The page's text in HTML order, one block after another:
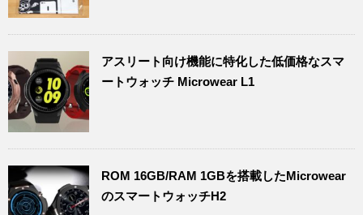
アスリート向け機能に特化した低価格なスマ
ートウォッチ Microwear L1
ROM 16GB/RAM 1GBを搭載したMicrowear
のスマートウォッチH2